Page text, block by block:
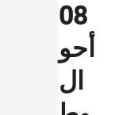
08
أحو
ال